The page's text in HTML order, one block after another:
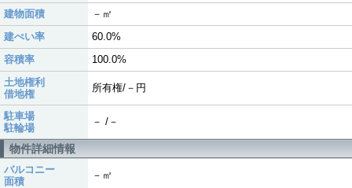
建物面積
－㎡
建ぺい率
60.0%
容積率
100.0%
土地権利
借地権
所有権/－円
駐車場
駐輪場
－ /－
物件詳細情報
バルコニー
面積
－㎡